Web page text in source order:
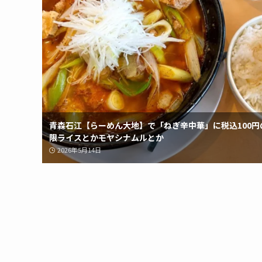
青森石江【らーめん大地】で「ねぎ辛中華」に税込100円
限ライスとかモヤシナムルとか
2026年5月14日